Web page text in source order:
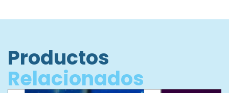
Productos
Relacionados